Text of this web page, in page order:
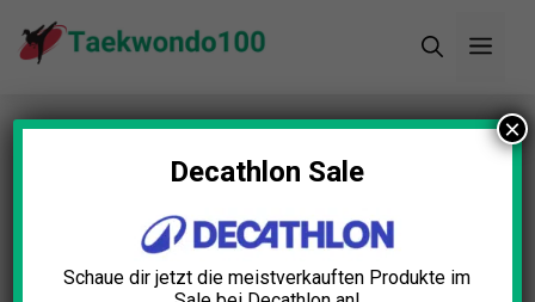
Inhalt
Startseite»Blog»Taekwondo Tiefschutz Test:
Die 5 besten (Bestenliste)Decathlon Sale
Schaue dir jetzt die meistverkauften Produkte im
×